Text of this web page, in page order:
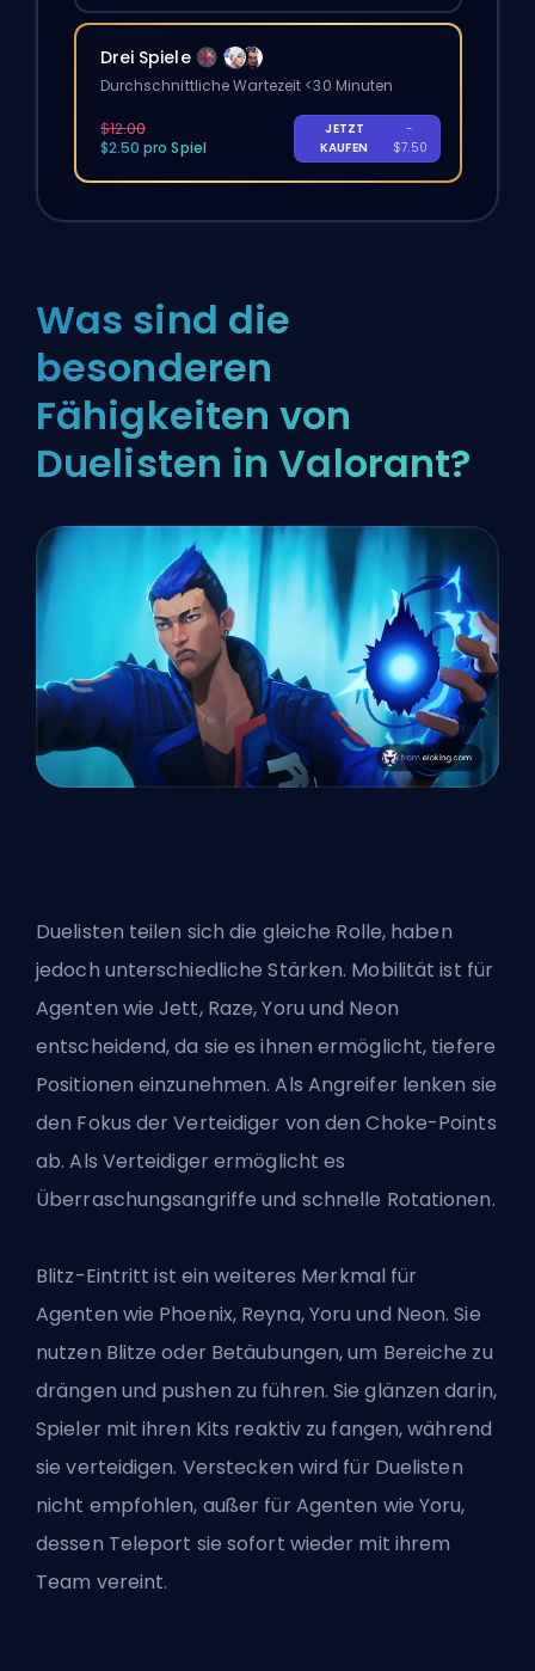
Drei Spiele
Durchschnittliche Wartezeit <30 Minuten
$12.00
$2.50 pro Spiel
JETZT
KAUFEN
-
$7.50
Was sind die
besonderen
Fähigkeiten von
Duelisten in Valorant?
Duelisten teilen sich die gleiche Rolle, haben
jedoch unterschiedliche Stärken. Mobilität ist für
Agenten wie Jett, Raze, Yoru und Neon
entscheidend, da sie es ihnen ermöglicht, tiefere
Positionen einzunehmen. Als Angreifer lenken sie
den Fokus der Verteidiger von den Choke-Points
ab. Als Verteidiger ermöglicht es
Überraschungsangriffe und schnelle Rotationen.
Blitz-Eintritt ist ein weiteres Merkmal für
Agenten wie Phoenix, Reyna, Yoru und Neon. Sie
nutzen Blitze oder Betäubungen, um Bereiche zu
drängen und pushen zu führen. Sie glänzen darin,
Spieler mit ihren Kits reaktiv zu fangen, während
sie verteidigen. Verstecken wird für Duelisten
nicht empfohlen, außer für Agenten wie Yoru,
dessen Teleport sie sofort wieder mit ihrem
Team vereint.